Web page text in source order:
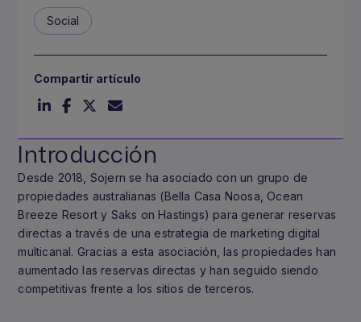
Introducción
Desde 2018, Sojern se ha asociado con un grupo de
propiedades australianas (Bella Casa Noosa, Ocean
Breeze Resort y Saks on Hastings) para generar reservas
directas a través de una estrategia de marketing digital
multicanal. Gracias a esta asociación, las propiedades han
aumentado las reservas directas y han seguido siendo
competitivas frente a los sitios de terceros.
Social
Compartir artículo